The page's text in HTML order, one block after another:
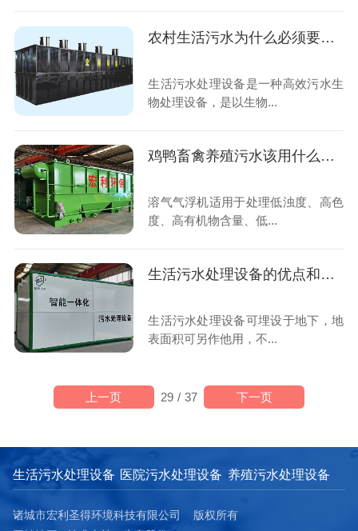
农村生活污水为什么必须要经过处理之后才可以排放？
生活污水处理设备是一种高效污水生
物处理设备，是以生物...
鸡鸭畜禽养殖污水该用什么设备去处理？
溶气气浮机适用于处理低浊度、高色
度、高有机物含量、低...
生活污水处理设备的优点和运用
生活污水处理设备可埋设于地下，地
表面积可另作他用，不...
29 / 37
上一页 下一页
生活污水处理设备 医院污水处理设备 养殖污水处理设备
诸城市宏利圣得环境科技有限公司 版权所有